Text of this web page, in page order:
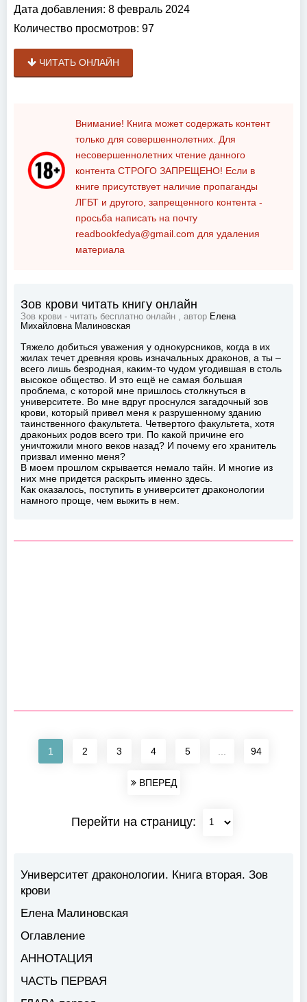
Дата добавления: 8 февраль 2024
Количество просмотров: 97
ЧИТАТЬ ОНЛАЙН
Внимание! Книга может содержать контент
только для совершеннолетних. Для
несовершеннолетних чтение данного
контента СТРОГО ЗАПРЕЩЕНО! Если в
книге присутствует наличие пропаганды
ЛГБТ и другого, запрещенного контента -
просьба написать на почту
readbookfedya@gmail.com для удаления
материала
Зов крови читать книгу онлайн
Зов крови - читать бесплатно онлайн , автор Елена
Михайловна Малиновская
Тяжело добиться уважения у однокурсников, когда в их
жилах течет древняя кровь изначальных драконов, а ты –
всего лишь безродная, каким-то чудом угодившая в столь
высокое общество. И это ещё не самая большая
проблема, с которой мне пришлось столкнуться в
университете. Во мне вдруг проснулся загадочный зов
крови, который привел меня к разрушенному зданию
таинственного факультета. Четвертого факультета, хотя
драконьих родов всего три. По какой причине его
уничтожили много веков назад? И почему его хранитель
призвал именно меня?
В моем прошлом скрывается немало тайн. И многие из
них мне придется раскрыть именно здесь.
Как оказалось, поступить в университет драконологии
намного проще, чем выжить в нем.
1 2 3 4 5 94
ВПЕРЕД
Перейти на страницу:
Университет драконологии. Книга вторая. Зов
крови
Елена Малиновская
Оглавление
АННОТАЦИЯ
ЧАСТЬ ПЕРВАЯ